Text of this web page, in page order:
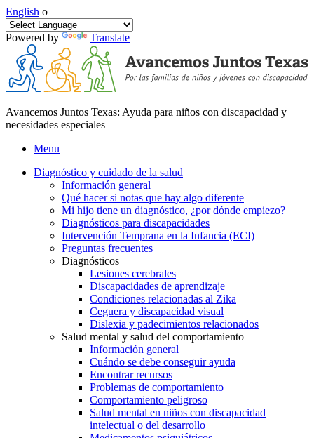
English o
Powered by Translate
Avancemos Juntos Texas: Ayuda para niños con discapacidad y
necesidades especiales
Menu
Diagnóstico y cuidado de la salud
Información general
Qué hacer si notas que hay algo diferente
Mi hijo tiene un diagnóstico, ¿por dónde empiezo?
Diagnósticos para discapacidades
Intervención Temprana en la Infancia (ECI)
Preguntas frecuentes
Diagnósticos
Lesiones cerebrales
Discapacidades de aprendizaje
Condiciones relacionadas al Zika
Ceguera y discapacidad visual
Dislexia y padecimientos relacionados
Salud mental y salud del comportamiento
Información general
Cuándo se debe conseguir ayuda
Encontrar recursos
Problemas de comportamiento
Comportamiento peligroso
Salud mental en niños con discapacidad
intelectual o del desarrollo